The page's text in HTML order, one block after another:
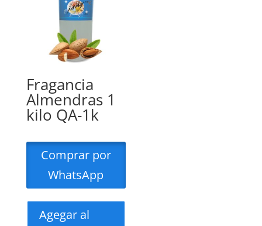
Fragancia
Almendras 1
kilo QA-1k
Comprar por
WhatsApp
Agegar al